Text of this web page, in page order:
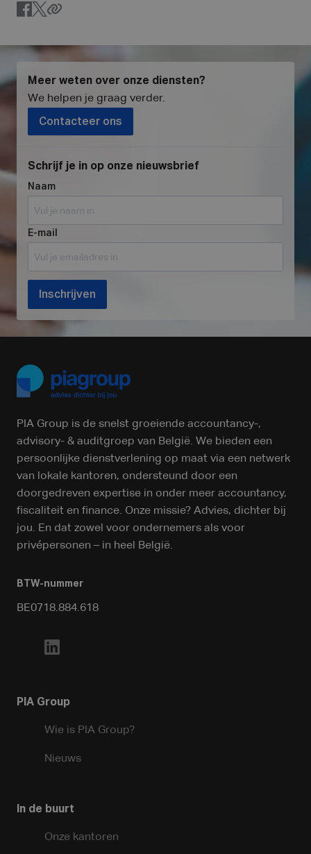
Meer weten over onze diensten?
We helpen je graag verder.
Contacteer ons
Schrijf je in op onze nieuwsbrief
Naam
E-mail
Inschrijven
PIA Group is de snelst groeiende accountancy-,
advisory- & auditgroep van België. We bieden een
persoonlijke dienstverlening op maat via een netwerk
van lokale kantoren, ondersteund door een
doorgedreven expertise in onder meer accountancy,
fiscaliteit en finance. Onze missie? Advies, dichter bij
jou. En dat zowel voor ondernemers als voor
privépersonen – in heel België.
BTW-nummer
BE0718.884.618
PIA Group
Wie is PIA Group?
Nieuws
In de buurt
Onze kantoren